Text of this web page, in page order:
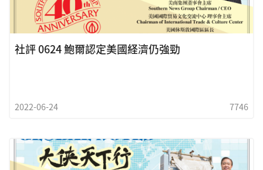
社評 0624 鮑爾認定美國経濟仍強勁
2022-06-24 7746